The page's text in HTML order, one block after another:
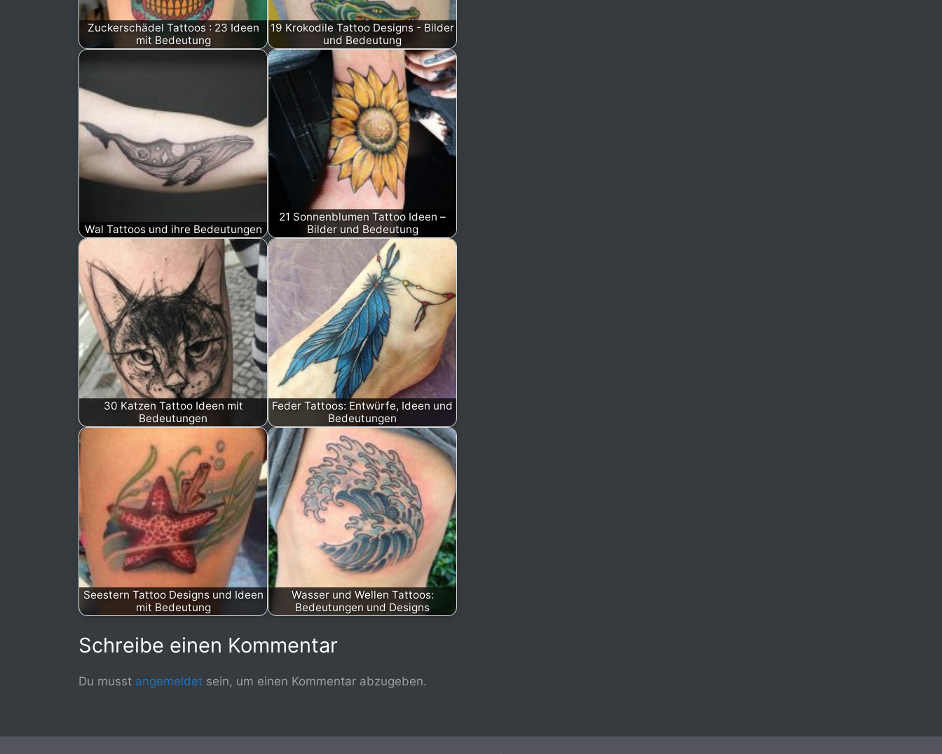
Zuckerschädel Tattoos : 23 Ideen
mit Bedeutung
19 Krokodile Tattoo Designs - Bilder
und Bedeutung
Wal Tattoos und ihre Bedeutungen
21 Sonnenblumen Tattoo Ideen –
Bilder und Bedeutung
30 Katzen Tattoo Ideen mit
Bedeutungen
Feder Tattoos: Entwürfe, Ideen und
Bedeutungen
Seestern Tattoo Designs und Ideen
mit Bedeutung
Wasser und Wellen Tattoos:
Bedeutungen und Designs
Schreibe einen Kommentar
Du musst angemeldet sein, um einen Kommentar abzugeben.